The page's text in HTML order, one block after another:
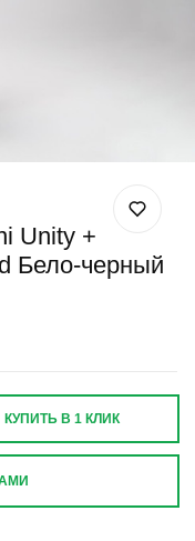
Unity +
Бело-черный
КУПИТЬ В 1 КЛИК